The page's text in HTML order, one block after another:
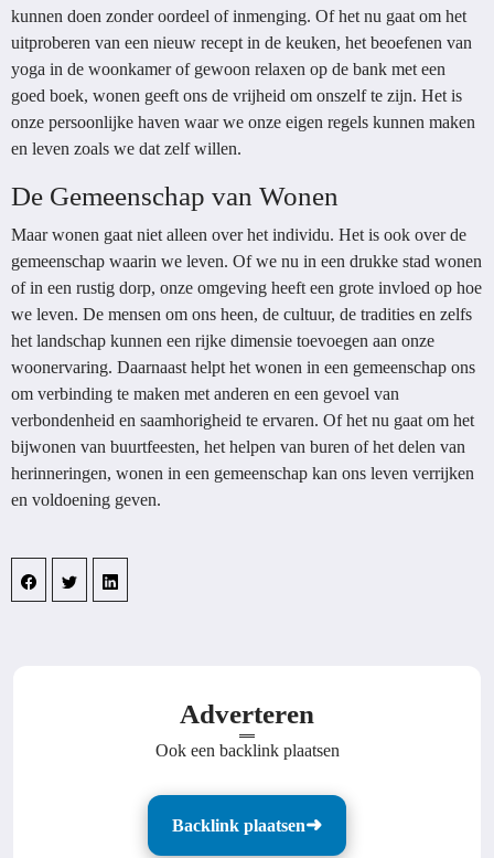
kunnen doen zonder oordeel of inmenging. Of het nu gaat om het
uitproberen van een nieuw recept in de keuken, het beoefenen van
yoga in de woonkamer of gewoon relaxen op de bank met een
goed boek, wonen geeft ons de vrijheid om onszelf te zijn. Het is
onze persoonlijke haven waar we onze eigen regels kunnen maken
en leven zoals we dat zelf willen.
De Gemeenschap van Wonen
Maar wonen gaat niet alleen over het individu. Het is ook over de
gemeenschap waarin we leven. Of we nu in een drukke stad wonen
of in een rustig dorp, onze omgeving heeft een grote invloed op hoe
we leven. De mensen om ons heen, de cultuur, de tradities en zelfs
het landschap kunnen een rijke dimensie toevoegen aan onze
woonervaring. Daarnaast helpt het wonen in een gemeenschap ons
om verbinding te maken met anderen en een gevoel van
verbondenheid en saamhorigheid te ervaren. Of het nu gaat om het
bijwonen van buurtfeesten, het helpen van buren of het delen van
herinneringen, wonen in een gemeenschap kan ons leven verrijken
en voldoening geven.
Adverteren
Ook een backlink plaatsen
Backlink plaatsen